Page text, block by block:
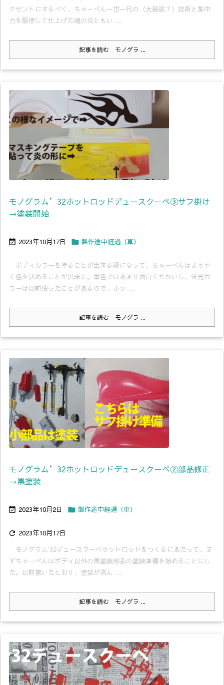
クセントにするべく、ちゃーべん一世一代の（大袈裟？）技術と集中
力を駆使して仕上げた魂の炎ともい ...
記事を読む モノグラ ...
モノグラム’32ホットロッドデュースクーペ③サフ掛け
→塗装開始
 2023年10月17日  製作途中経過（車）
ボディカラーを塗ることが出来る段になって、ちゃーべんはようや
く色を決めることが出来た。単色ではあまり面白くもないし、蛍光カ
ラーは以前使ったことがあるので、ホッ ...
記事を読む モノグラ ...
モノグラム’32ホットロッドデュースクーペ②部品修正
→黒塗装
 2023年10月2日  製作途中経過（車）
 2023年10月17日
モノグラム'32デュースクーペホットロッドをつくるにあたって、ま
ずちゃーべんはボディ以外の黒塗装部品の塗装準備を始めることにし
た。以前書いたとおり、塗装が済ん ...
記事を読む モノグラ ...